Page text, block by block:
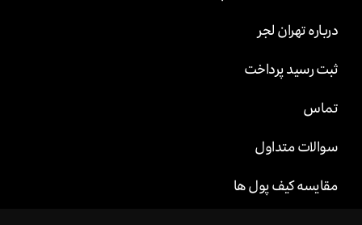
درباره تهران لجر
ثبت رسید پرداخت
تماس
سوالات متداول
مقایسه کیف پول ها